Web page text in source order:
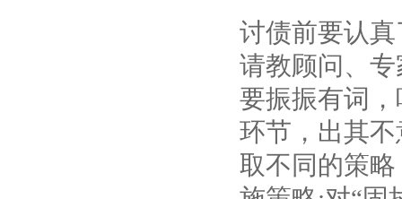
讨债前要认
请教顾问、
要振振有词
环节，出其
取不同的策